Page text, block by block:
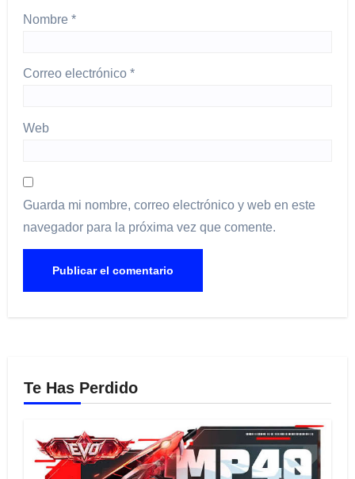
Nombre *
Correo electrónico *
Web
Guarda mi nombre, correo electrónico y web en este
navegador para la próxima vez que comente.
Te Has Perdido